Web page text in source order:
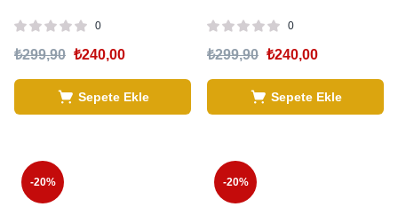
0
₺299,90 ₺240,00
Sepete Ekle
0
₺299,90 ₺240,00
Sepete Ekle
-20% -20%